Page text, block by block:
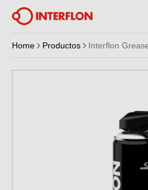
Home Productos Interflon